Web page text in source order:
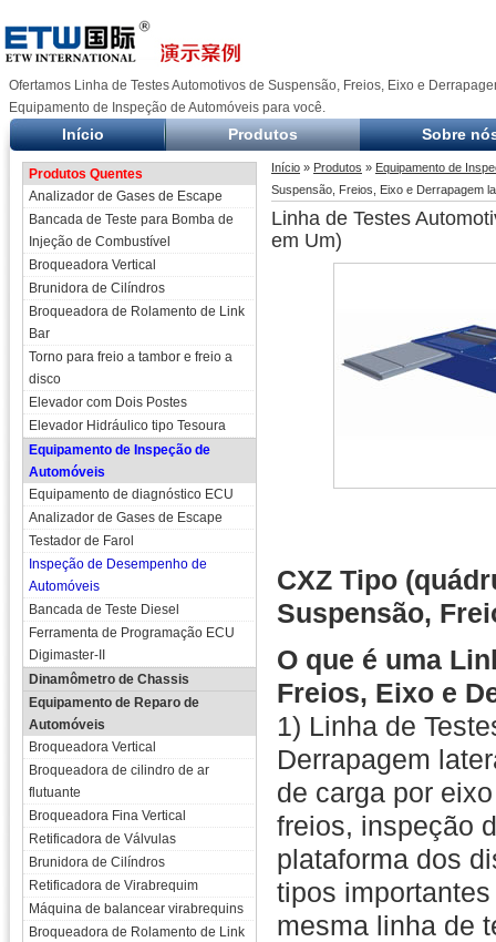
Ofertamos Linha de Testes Automotivos de Suspensão, Freios, Eixo e
Equipamento de Inspeção de Automóveis para você.
Início Produtos Sobre
Produtos Quentes
Analizador de Gases de Escape
Bancada de Teste para Bomba de
Injeção de Combustível
Broqueadora Vertical
Brunidora de Cilíndros
Broqueadora de Rolamento de Link
Bar
Torno para freio a tambor e freio a
disco
Elevador com Dois Postes
Elevador Hidráulico tipo Tesoura
Equipamento de Inspeção de
Automóveis
Equipamento de diagnóstico ECU
Analizador de Gases de Escape
Testador de Farol
Inspeção de Desempenho de
Automóveis
Bancada de Teste Diesel
Ferramenta de Programação ECU
Digimaster-II
Dinamômetro de Chassis
Equipamento de Reparo de
Automóveis
Broqueadora Vertical
Broqueadora de cilindro de ar
flutuante
Broqueadora Fina Vertical
Retificadora de Válvulas
Brunidora de Cilíndros
Retificadora de Virabrequim
Máquina de balancear virabrequins
Broqueadora de Rolamento de Link
Início » Produtos » Equipamento de
Suspensão, Freios, Eixo e Derrapagem
Linha de Testes
em Um)
CXZ Tipo
Suspensão,
O que é uma
Freios, Eixo e
1) Linha de
Derrapagem
de carga por
freios, inspeção
plataforma dos
tipos
mesma linha de